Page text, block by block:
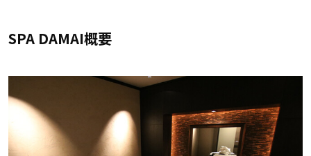
SPA DAMAI概要